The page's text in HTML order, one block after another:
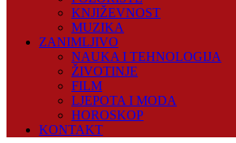
KNJIŽEVNOST
MUZIKA
ZANIMLJIVO
NAUKA I TEHNOLOGIJA
ŽIVOTINJE
FILM
LJEPOTA I MODA
HOROSKOP
KONTAKT